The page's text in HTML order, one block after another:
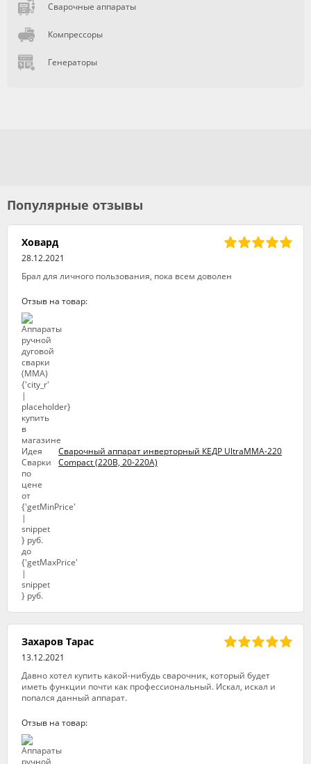
Сварочные аппараты
Компрессоры
Генераторы
Популярные отзывы
Ховард
28.12.2021
Брал для личного пользования, пока всем доволен
Отзыв на товар:
Сварочный аппарат инверторный КЕДР UltraMMA-220
Compact (220В, 20-220А)
Захаров Тарас
13.12.2021
Давно хотел купить какой-нибудь сварочник, который будет
иметь функции почти как профессиональный. Искал, искал и
попался данный аппарат.
Отзыв на товар: